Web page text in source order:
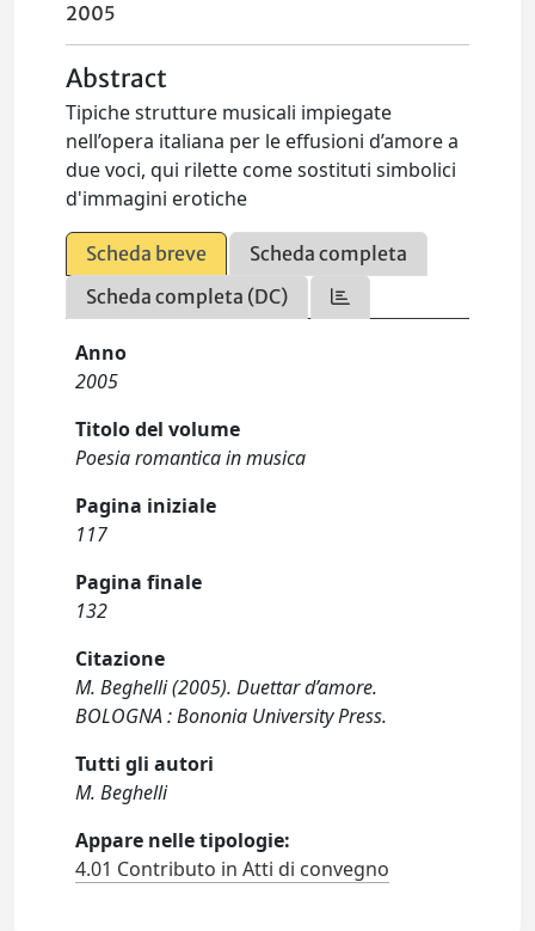
2005
Abstract
Tipiche strutture musicali impiegate
nell’opera italiana per le effusioni d’amore a
due voci, qui rilette come sostituti simbolici
d'immagini erotiche
Scheda breve
Scheda completa
Scheda completa (DC)
Anno
2005
Titolo del volume
Poesia romantica in musica
Pagina iniziale
117
Pagina finale
132
Citazione
M. Beghelli (2005). Duettar d’amore.
BOLOGNA : Bononia University Press.
Tutti gli autori
M. Beghelli
Appare nelle tipologie:
4.01 Contributo in Atti di convegno